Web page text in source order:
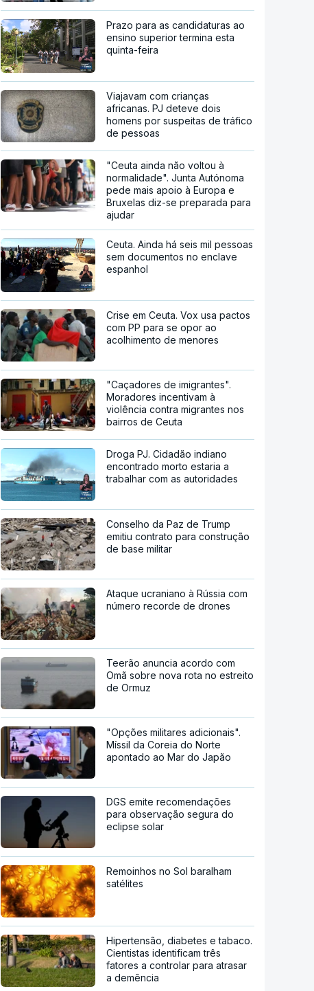
Prazo para as candidaturas ao
ensino superior termina esta
quinta-feira
Viajavam com crianças
africanas. PJ deteve dois
homens por suspeitas de tráfico
de pessoas
"Ceuta ainda não voltou à
normalidade". Junta Autónoma
pede mais apoio à Europa e
Bruxelas diz-se preparada para
ajudar
Ceuta. Ainda há seis mil pessoas
sem documentos no enclave
espanhol
Crise em Ceuta. Vox usa pactos
com PP para se opor ao
acolhimento de menores
"Caçadores de imigrantes".
Moradores incentivam à
violência contra migrantes nos
bairros de Ceuta
Droga PJ. Cidadão indiano
encontrado morto estaria a
trabalhar com as autoridades
Conselho da Paz de Trump
emitiu contrato para construção
de base militar
Ataque ucraniano à Rússia com
número recorde de drones
Teerão anuncia acordo com
Omã sobre nova rota no estreito
de Ormuz
"Opções militares adicionais".
Míssil da Coreia do Norte
apontado ao Mar do Japão
DGS emite recomendações
para observação segura do
eclipse solar
Remoinhos no Sol baralham
satélites
Hipertensão, diabetes e tabaco.
Cientistas identificam três
fatores a controlar para atrasar
a demência